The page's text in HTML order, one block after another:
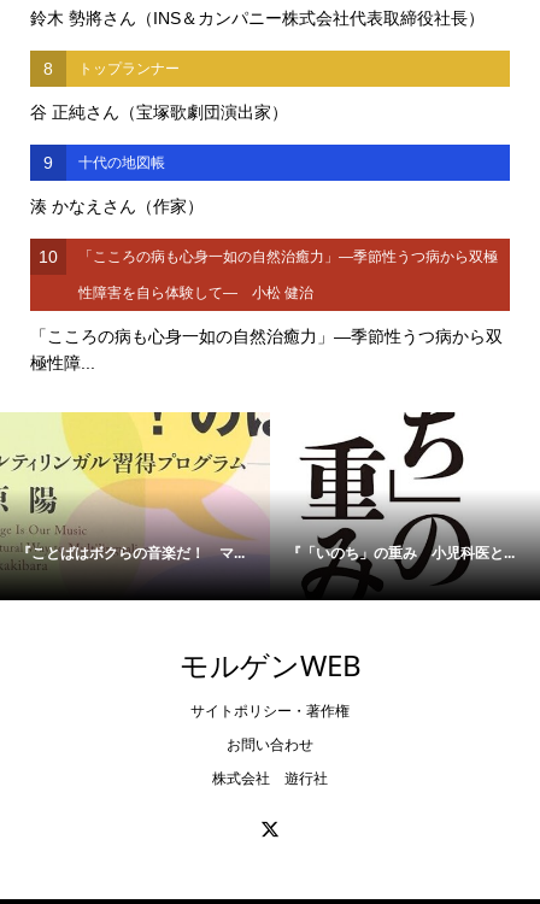
鈴木 勢將さん（INS＆カンパニー株式会社代表取締役社長）
8 トップランナー
谷 正純さん（宝塚歌劇団演出家）
9 十代の地図帳
湊 かなえさん（作家）
10 「こころの病も心身一如の自然治癒力」―季節性うつ病から双極
性障害を自ら体験して― 小松 健治
「こころの病も心身一如の自然治癒力」―季節性うつ病から双
極性障...
『ことばはボクらの音楽だ！ マ... 『「いのち」の重み 小児科医と...
モルゲンWEB
サイトポリシー・著作権
お問い合わせ
株式会社 遊行社